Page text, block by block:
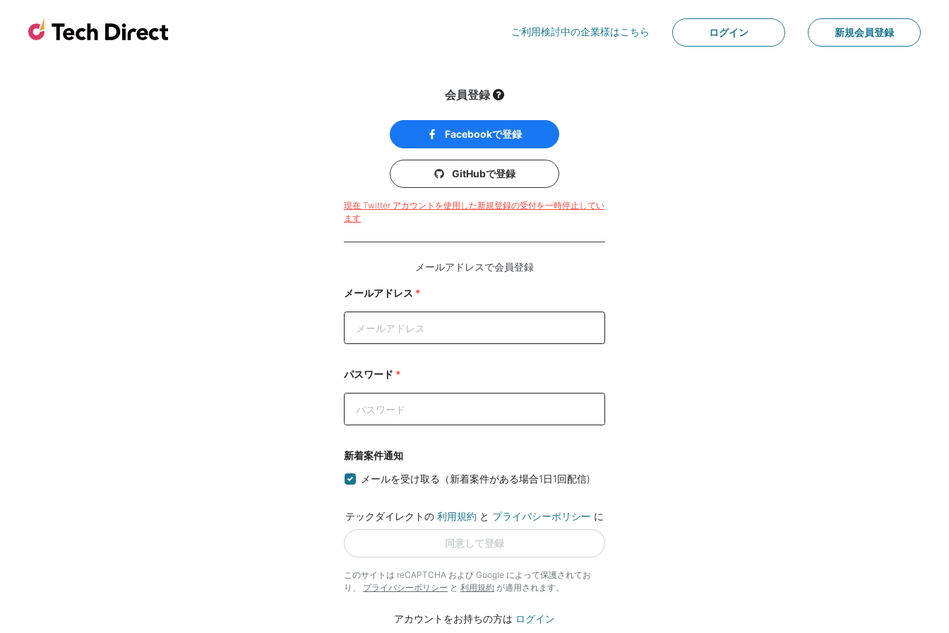
ご利用検討中の企業様はこちら ログイン 新規会員登録
会員登録
Facebookで登録
GitHubで登録
現在 Twitter アカウントを使用した新規登録の受付を一時停止してい
ます
メールアドレスで会員登録
メールアドレス *
パスワード *
新着案件通知
メールを受け取る（新着案件がある場合1日1回配信)
テックダイレクトの 利用規約 と プライバシーポリシー に
同意して登録
このサイトは reCAPTCHA および Google によって保護されてお
り、 プライバシーポリシー と 利用規約 が適用されます。
アカウントをお持ちの方は ログイン